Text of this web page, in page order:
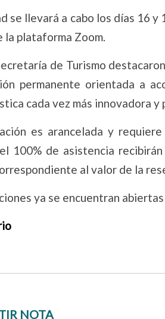
se llevará a cabo los días 16
la plataforma Zoom.
de Turismo
permanente orientada a
cada vez más innovadora y
es arancelada y
100% de asistencia
al valor de la
ya se encuentran
NOTA